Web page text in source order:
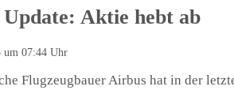
Aktie hebt ab
um 07:44 Uhr
Flugzeugbauer Airbus hat in der